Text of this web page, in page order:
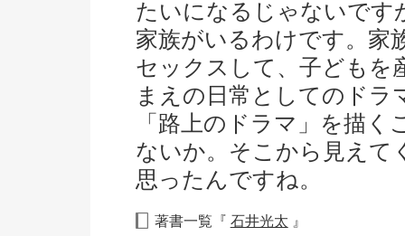
たいになるじゃないです
家族がいるわけです。家
セックスして、子どもを
まえの日常としてのド
「路上のドラマ」を描
ないか。そこから見えて
思ったんですね。
著書一覧『 石井光太 』